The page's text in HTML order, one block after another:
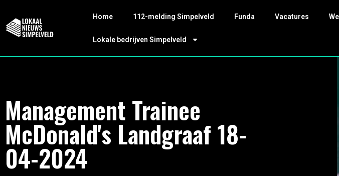
Home 112-melding Simpelveld Funda Vacatures
Lokale bedrijven Simpelveld
Management Trainee
McDonald's Landgraaf 18-
04-2024